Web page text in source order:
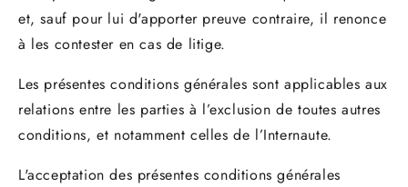
et, sauf pour lui d'apporter preuve contraire, il renonce
à les contester en cas de litige.
Les présentes conditions générales sont applicables aux
relations entre les parties à l’exclusion de toutes autres
conditions, et notamment celles de l’Internaute.
L'acceptation des présentes conditions générales